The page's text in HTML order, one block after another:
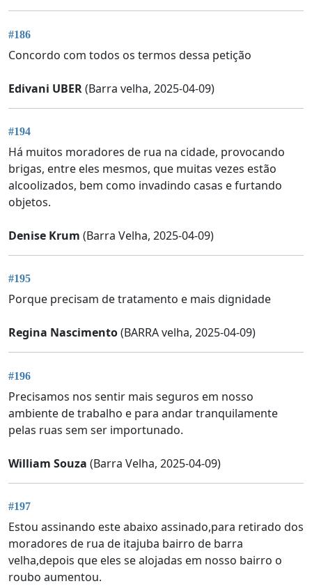
#186
Concordo com todos os termos dessa petição
Edivani UBER(Barra velha, 2025-04-09)
#194
Há muitos moradores de rua na cidade, provocando
brigas, entre eles mesmos, que muitas vezes estão
alcoolizados, bem como invadindo casas e furtando
objetos.
Denise Krum (Barra Velha, 2025-04-09)
#195
Porque precisam de tratamento e mais dignidade
Regina Nascimento(BARRA velha, 2025-04-09)
#196
Precisamos nos sentir mais seguros em nosso
ambiente de trabalho e para andar tranquilamente
pelas ruas sem ser importunado.
William Souza (Barra Velha, 2025-04-09)
#197
Estou assinando este abaixo assinado,para retirado dos
moradores de rua de itajuba bairro de barra
velha,depois que eles se alojadas em nosso bairro o
roubo aumentou.